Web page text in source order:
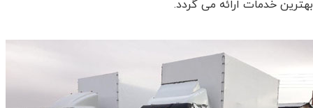
بهترین خدمات ارائه می گردد.